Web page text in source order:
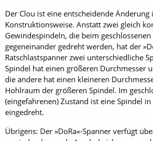
Der Clou ist eine entscheidende Änderung
Konstruktionsweise. Anstatt zwei gleich
Gewindespindeln, die beim geschlossenen
gegeneinander gedreht werden, hat der
Ratschlastspanner zwei unterschiedliche
Spindel hat einen größeren Durchmesser
die andere hat einen kleineren
Hohlraum der größeren Spindel. Im
(eingefahrenen) Zustand ist eine Spindel
eingedreht.
Übrigens: Der »DoRa«-Spanner verfügt